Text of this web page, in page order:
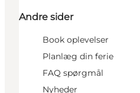
Andre sider
Book oplevelser
Planlæg din ferie
FAQ spørgmål
Nyheder